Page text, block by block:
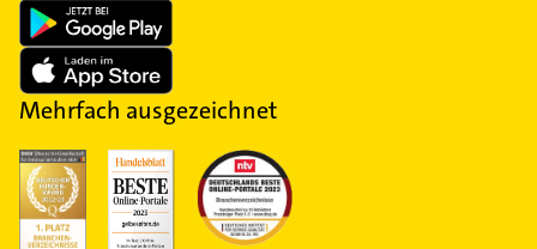
Mehrfach ausgezeichnet